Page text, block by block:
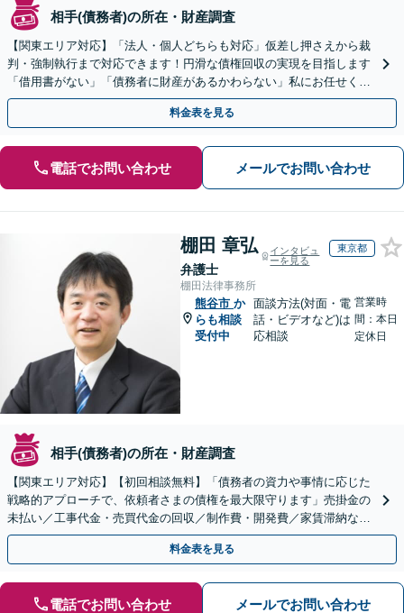
相手(債務者)の所在・財産調査
【関東エリア対応】「法人・個人どちらも対応」仮差し押さえから裁
判・強制執行まで対応できます！円滑な債権回収の実現を目指します
「借用書がない」「債務者に財産があるかわらない」私にお任せくだ
さい！【分割払いあり】【休日・夜間相談可】
料金表を見る
電話でお問い合わせ メールでお問い合わせ
棚田 章弘
弁護士
インタビュ
ーを見る
東京都
棚田法律事務所
熊谷市 か
らも相談
受付中
面談方法(対面・電
話・ビデオなど)は
応相談
営業時
間：本日
定休日
相手(債務者)の所在・財産調査
【関東エリア対応】【初回相談無料】「債務者の資力や事情に応じた
戦略的アプローチで、依頼者さまの債権を最大限守ります」売掛金の
未払い／工事代金・売買代金の回収／制作費・開発費／家賃滞納な
ど、事業活動で発生するあらゆる債権回収に実績あり
料金表を見る
電話でお問い合わせ メールでお問い合わせ